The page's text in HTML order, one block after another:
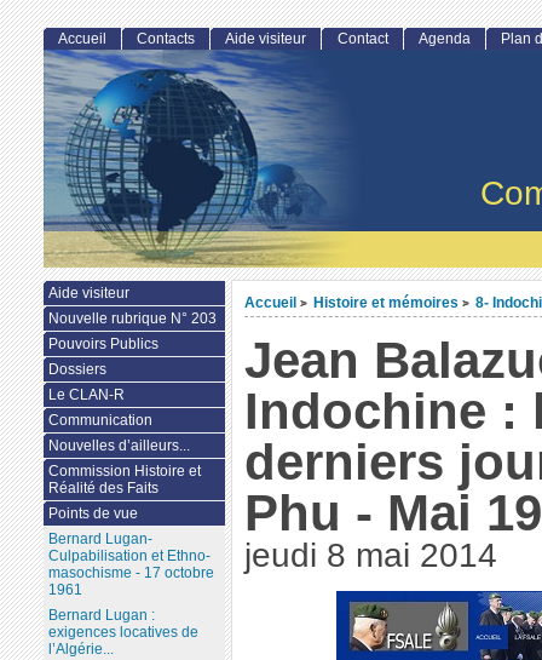
Accueil > Histoire et mémoires > 8-
Jean
Indochine :
derniers
Phu - Mai
jeudi 8 mai 2014
Accueil Contacts Aide visiteur Contact Agenda Plan
Aide visiteur
Nouvelle rubrique N° 203
Pouvoirs Publics
Dossiers
Le CLAN-R
Communication
Nouvelles d’ailleurs...
Commission Histoire et
Réalité des Faits
Points de vue
Bernard Lugan-
Culpabilisation et Ethno-
masochisme - 17 octobre
1961
Bernard Lugan :
exigences locatives de
l’Algérie...